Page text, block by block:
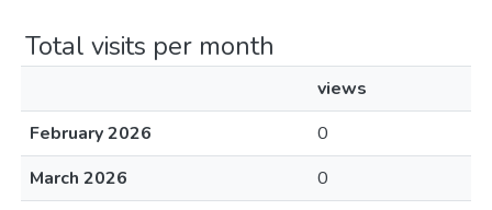
Total visits per month
views
February 2026
0
March 2026
0